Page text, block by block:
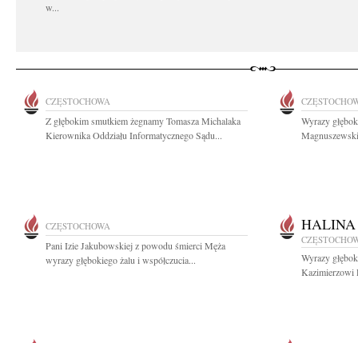
w...
CZĘSTOCHOWA
Z głębokim smutkiem żegnamy Tomasza Michalaka
Kierownika Oddziału Informatycznego Sądu...
Wyrazy
CZĘSTOCHOWA
Pani Izie Jakubowskiej z powodu śmierci Męża
wyrazy głębokiego żalu i współczucia...
HALINA
Wyrazy
Kazimierzowi